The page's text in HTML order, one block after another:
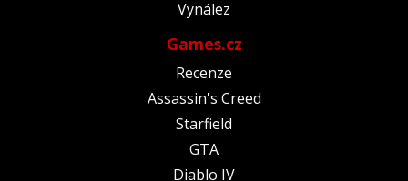
Vynález
Games.cz
Recenze
Assassin's Creed
Starfield
GTA
Diablo IV